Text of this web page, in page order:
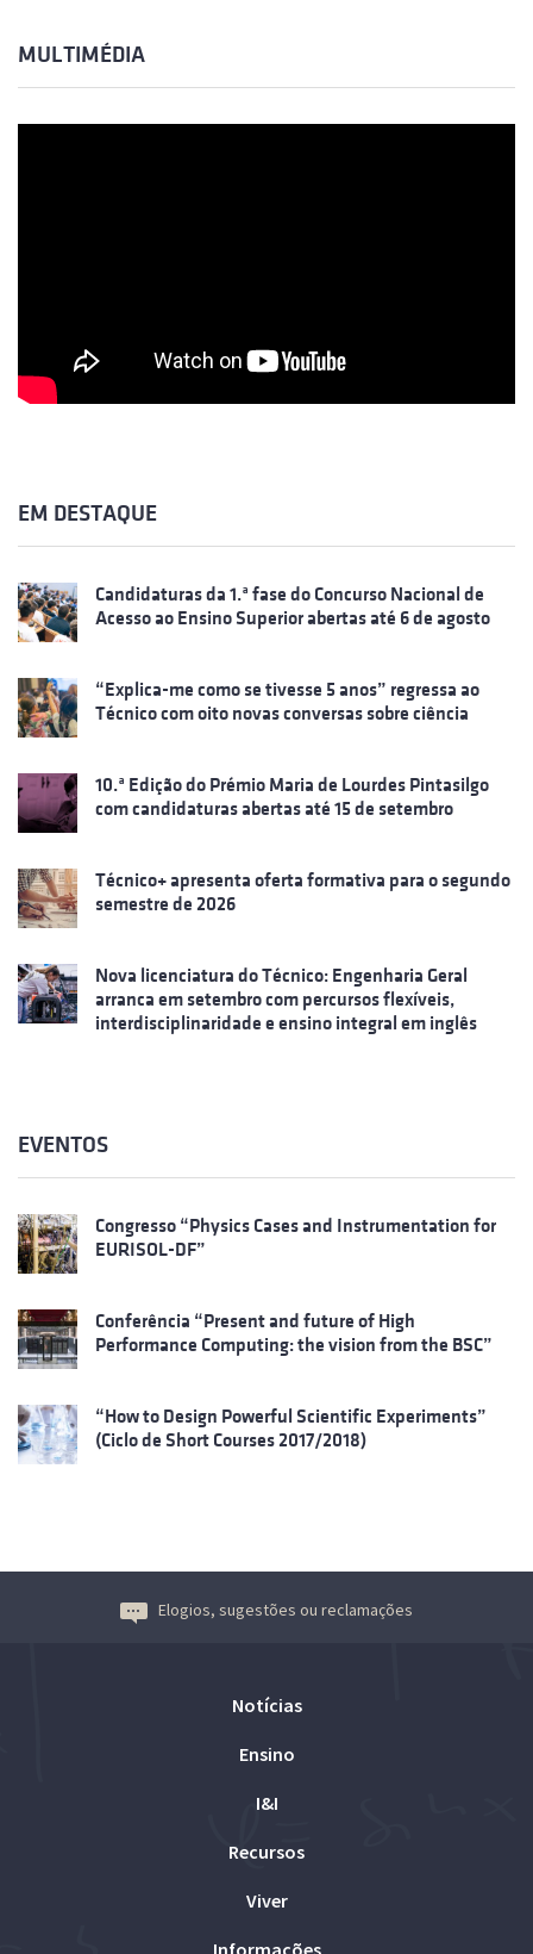
MULTIMÉDIA
EM DESTAQUE
Candidaturas da 1.ª fase do Concurso Nacional de
Acesso ao Ensino Superior abertas até 6 de agosto
“Explica-me como se tivesse 5 anos” regressa ao
Técnico com oito novas conversas sobre ciência
10.ª Edição do Prémio Maria de Lourdes Pintasilgo
com candidaturas abertas até 15 de setembro
Técnico+ apresenta oferta formativa para o segundo
semestre de 2026
Nova licenciatura do Técnico: Engenharia Geral
arranca em setembro com percursos flexíveis,
interdisciplinaridade e ensino integral em inglês
EVENTOS
Congresso “Physics Cases and Instrumentation for
EURISOL-DF”
Conferência “Present and future of High
Performance Computing: the vision from the BSC”
“How to Design Powerful Scientific Experiments”
(Ciclo de Short Courses 2017/2018)
Elogios, sugestões ou reclamações
Notícias
Ensino
I&I
Recursos
Viver